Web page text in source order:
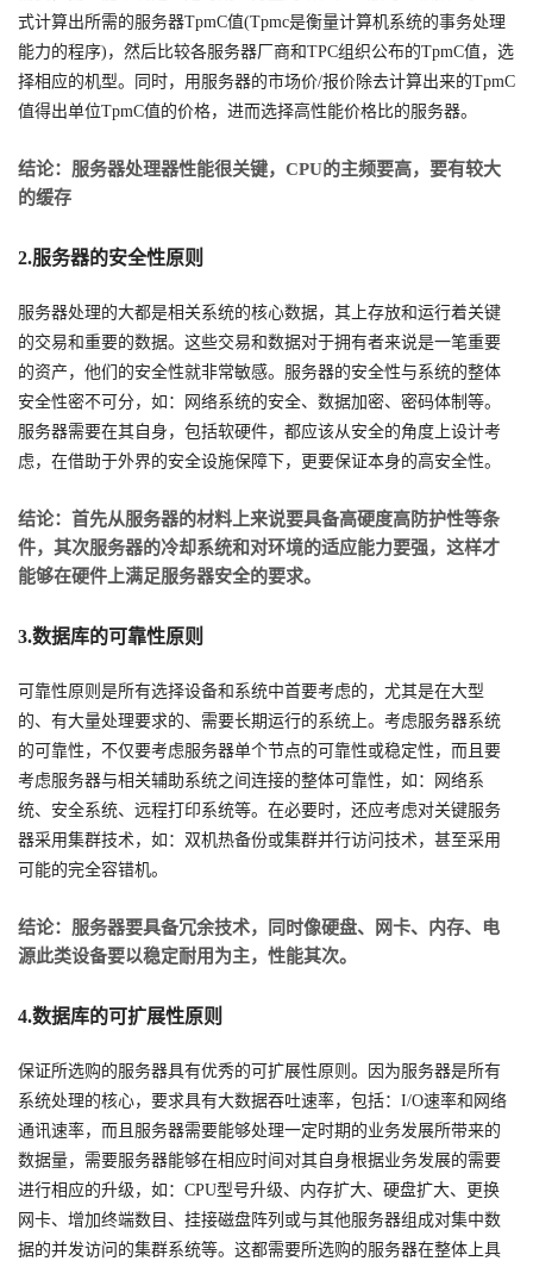
式计算出所需的服务器TpmC值(Tpmc是衡量计算机系统的事务处理
能力的程序)，然后比较各服务器厂商和TPC组织公布的TpmC值，选
择相应的机型。同时，用服务器的市场价/报价除去计算出来的TpmC
值得出单位TpmC值的价格，进而选择高性能价格比的服务器。
结论：服务器处理器性能很关键，CPU的主频要高，要有较大
的缓存
2.服务器的安全性原则
服务器处理的大都是相关系统的核心数据，其上存放和运行着关键
的交易和重要的数据。这些交易和数据对于拥有者来说是一笔重要
的资产，他们的安全性就非常敏感。服务器的安全性与系统的整体
安全性密不可分，如：网络系统的安全、数据加密、密码体制等。
服务器需要在其自身，包括软硬件，都应该从安全的角度上设计考
虑，在借助于外界的安全设施保障下，更要保证本身的高安全性。
结论：首先从服务器的材料上来说要具备高硬度高防护性等条
件，其次服务器的冷却系统和对环境的适应能力要强，这样才
能够在硬件上满足服务器安全的要求。
3.数据库的可靠性原则
可靠性原则是所有选择设备和系统中首要考虑的，尤其是在大型
的、有大量处理要求的、需要长期运行的系统上。考虑服务器系统
的可靠性，不仅要考虑服务器单个节点的可靠性或稳定性，而且要
考虑服务器与相关辅助系统之间连接的整体可靠性，如：网络系
统、安全系统、远程打印系统等。在必要时，还应考虑对关键服务
器采用集群技术，如：双机热备份或集群并行访问技术，甚至采用
可能的完全容错机。
结论：服务器要具备冗余技术，同时像硬盘、网卡、内存、电
源此类设备要以稳定耐用为主，性能其次。
4.数据库的可扩展性原则
保证所选购的服务器具有优秀的可扩展性原则。因为服务器是所有
系统处理的核心，要求具有大数据吞吐速率，包括：I/O速率和网络
通讯速率，而且服务器需要能够处理一定时期的业务发展所带来的
数据量，需要服务器能够在相应时间对其自身根据业务发展的需要
进行相应的升级，如：CPU型号升级、内存扩大、硬盘扩大、更换
网卡、增加终端数目、挂接磁盘阵列或与其他服务器组成对集中数
据的并发访问的集群系统等。这都需要所选购的服务器在整体上具